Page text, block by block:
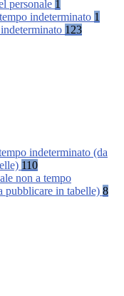
personale 1
indeterminato 1
123
indeterminato (da
110
non a tempo
pubblicare in tabelle) 8